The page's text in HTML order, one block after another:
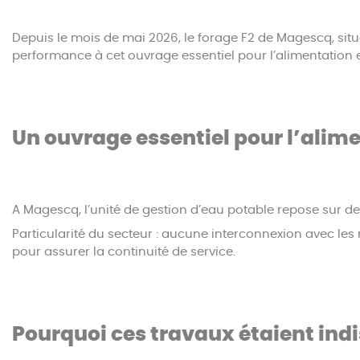
Depuis le mois de mai 2026, le forage F2 de Magescq,
performance à cet ouvrage essentiel pour l’alimentation
Un ouvrage essentiel pour
A Magescq, l’unité de gestion d’eau potable repose sur
Particularité du secteur : aucune interconnexion avec
pour assurer la continuité de service.
Pourquoi ces travaux étaient